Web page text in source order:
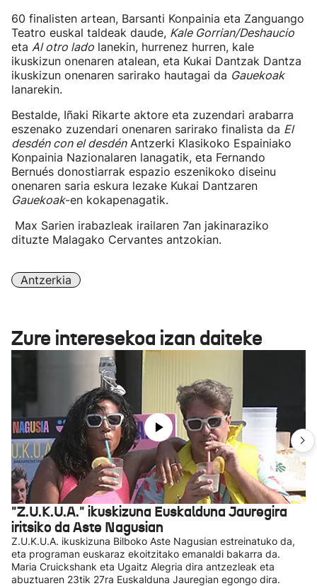
60 finalisten artean, Barsanti Konpainia eta Zanguango
Teatro euskal taldeak daude, Kale Gorrian/Deshaucio
eta Al otro lado lanekin, hurrenez hurren, kale
ikuskizun onenaren atalean, eta Kukai Dantzak Dantza
ikuskizun onenaren sarirako hautagai da Gauekoak
lanarekin.
Bestalde, Iñaki Rikarte aktore eta zuzendari arabarra
eszenako zuzendari onenaren sarirako finalista da El
desdén con el desdénAntzerki Klasikoko Espainiako
Konpainia Nazionalaren lanagatik, eta Fernando
Bernués donostiarrak espazio eszenikoko diseinu
onenaren saria eskura lezake Kukai Dantzaren
Gauekoak-en kokapenagatik.
Max Sarien irabazleak irailaren 7an jakinaraziko
dituzte Malagako Cervantes antzokian.
Antzerkia
Zure interesekoa izan daiteke
"Z.U.K.U.A." ikuskizuna Euskalduna Jauregira
iritsiko da Aste Nagusian
Z.U.K.U.A. ikuskizuna Bilboko Aste Nagusian estreinatuko da,
eta programan euskaraz ekoitzitako emanaldi bakarra da.
Maria Cruickshank eta Ugaitz Alegria dira antzezleak eta
abuztuaren 23tik 27ra Euskalduna Jauregian egongo dira.